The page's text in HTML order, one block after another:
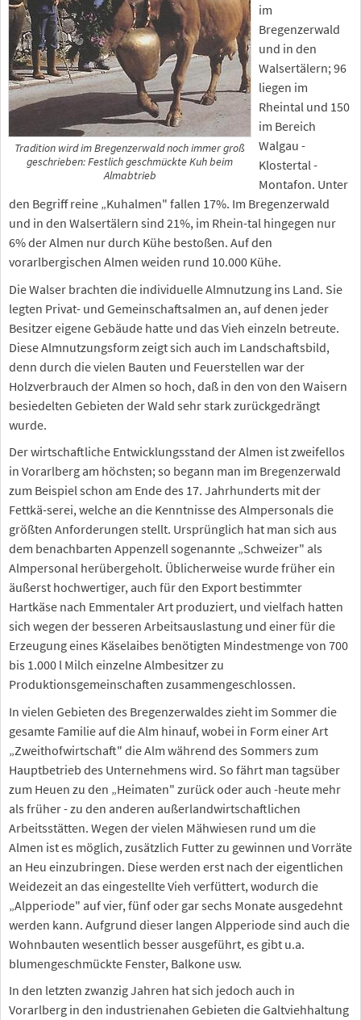
Tradition wird im Bregenzerwald noch immer groß
geschrieben: Festlich geschmückte Kuh beim
Almabtrieb
im
Bregenzerwald
und in den
Walsertälern; 96
liegen im
Rheintal und 150
im Bereich
Walgau -
Klostertal -
Montafon. Unter
den Begriff reine „Kuhalmen" fallen 17%. Im Bregenzerwald
und in den Walsertälern sind 21%, im Rhein-tal hingegen nur
6% der Almen nur durch Kühe bestoßen. Auf den
vorarlbergischen Almen weiden rund 10.000 Kühe.
Die Walser brachten die individuelle Almnutzung ins Land. Sie
legten Privat- und Gemeinschaftsalmen an, auf denen jeder
Besitzer eigene Gebäude hatte und das Vieh einzeln betreute.
Diese Almnutzungsform zeigt sich auch im Landschaftsbild,
denn durch die vielen Bauten und Feuerstellen war der
Holzverbrauch der Almen so hoch, daß in den von den Waisern
besiedelten Gebieten der Wald sehr stark zurückgedrängt
wurde.
Der wirtschaftliche Entwicklungsstand der Almen ist zweifellos
in Vorarlberg am höchsten; so begann man im Bregenzerwald
zum Beispiel schon am Ende des 17. Jahrhunderts mit der
Fettkä-serei, welche an die Kenntnisse des Almpersonals die
größten Anforderungen stellt. Ursprünglich hat man sich aus
dem benachbarten Appenzell sogenannte „Schweizer" als
Almpersonal herübergeholt. Üblicherweise wurde früher ein
äußerst hochwertiger, auch für den Export bestimmter
Hartkäse nach Emmentaler Art produziert, und vielfach hatten
sich wegen der besseren Arbeitsauslastung und einer für die
Erzeugung eines Käselaibes benötigten Mindestmenge von 700
bis 1.000 l Milch einzelne Almbesitzer zu
Produktionsgemeinschaften zusammengeschlossen.
In vielen Gebieten des Bregenzerwaldes zieht im Sommer die
gesamte Familie auf die Alm hinauf, wobei in Form einer Art
„Zweithofwirtschaft" die Alm während des Sommers zum
Hauptbetrieb des Unternehmens wird. So fährt man tagsüber
zum Heuen zu den „Heimaten" zurück oder auch -heute mehr
als früher - zu den anderen außerlandwirtschaftlichen
Arbeitsstätten. Wegen der vielen Mähwiesen rund um die
Almen ist es möglich, zusätzlich Futter zu gewinnen und Vorräte
an Heu einzubringen. Diese werden erst nach der eigentlichen
Weidezeit an das eingestellte Vieh verfüttert, wodurch die
„Alpperiode" auf vier, fünf oder gar sechs Monate ausgedehnt
werden kann. Aufgrund dieser langen Alpperiode sind auch die
Wohnbauten wesentlich besser ausgeführt, es gibt u.a.
blumengeschmückte Fenster, Balkone usw.
In den letzten zwanzig Jahren hat sich jedoch auch in
Vorarlberg in den industrienahen Gebieten die Galtviehhaltung